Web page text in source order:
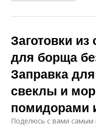
Заготовки
для борща
Заправка
свеклы и
помидорами
Поделюсь с вами